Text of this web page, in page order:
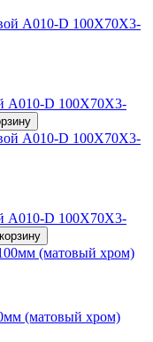
A010-D 100X70X3-
A010-D 100X70X3-
(матовый хром)